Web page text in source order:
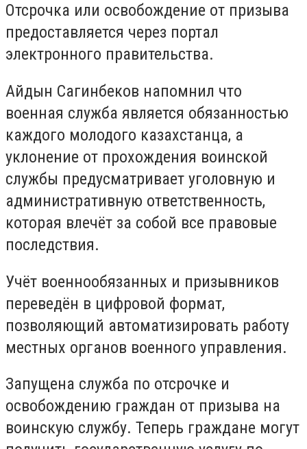
Отсрочка или освобождение от призыва
предоставляется через портал
электронного правительства.
Айдын Сагинбеков напомнил что
военная служба является обязанностью
каждого молодого казахстанца, а
уклонение от прохождения воинской
службы предусматривает уголовную и
административную ответственность,
которая влечёт за собой все правовые
последствия.
Учёт военнообязанных и призывников
переведён в цифровой формат,
позволяющий автоматизировать работу
местных органов военного управления.
Запущена служба по отсрочке и
освобождению граждан от призыва на
воинскую службу. Теперь граждане могут